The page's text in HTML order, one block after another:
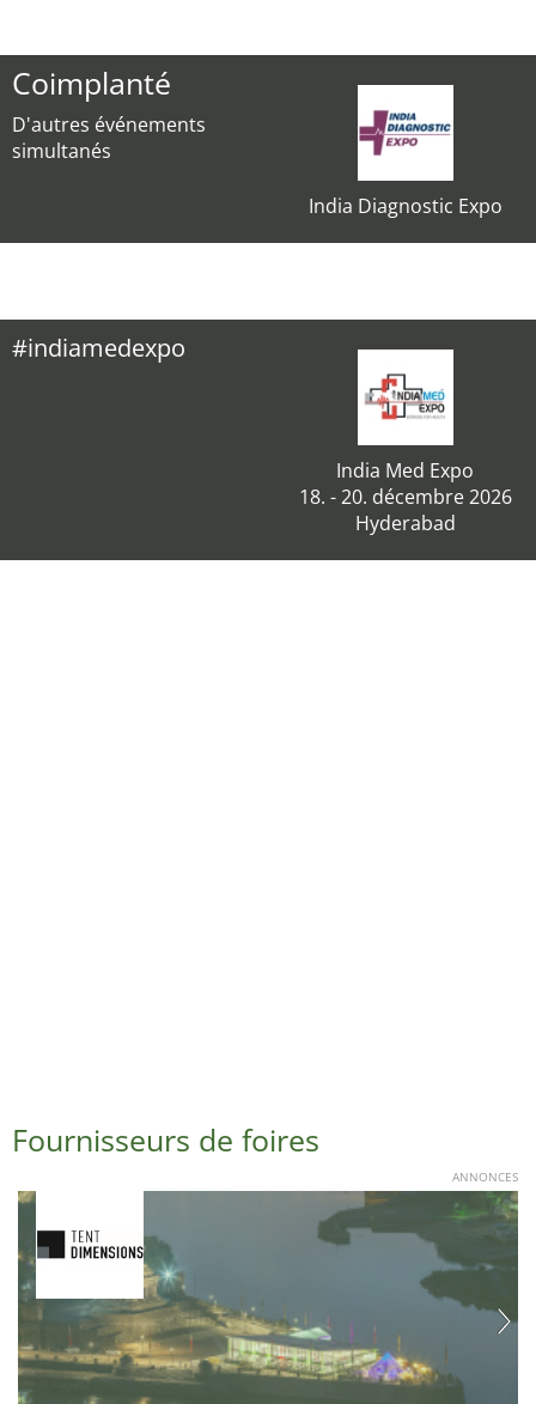
Coimplanté
D'autres événements
simultanés
India Diagnostic Expo
#indiamedexpo
India Med Expo
18. - 20. décembre 2026
Hyderabad
Fournisseurs de foires
ANNONCES